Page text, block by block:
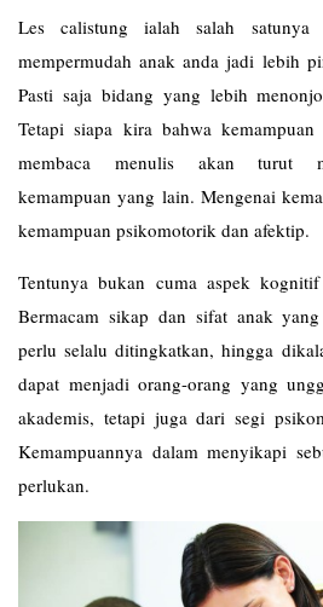
Lescalistung ialah salah
mempermudah anak anda jadi lebih
Pasti saja bidang yang lebih
Tetapi siapa kira bahwa
membaca menulis akan turut
kemampuan yang lain. Mengenai
kemampuan psikomotorik dan afektip.
Tentunya bukan cuma aspek
Bermacam sikap dan sifat anak
perlu selalu ditingkatkan, hingga
dapat menjadi orang-orang yang
akademis, tetapi juga dari segi
Kemampuannya dalam menyikapi
perlukan.